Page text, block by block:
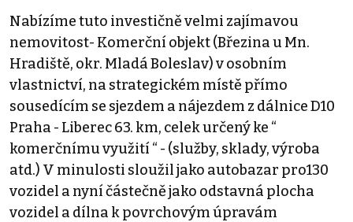
Nabízíme tuto investičně velmi zajímavou
nemovitost- Komerční objekt (Březina u Mn.
Hradiště, okr. Mladá Boleslav) v osobním
vlastnictví, na strategickém místě přímo
sousedícím se sjezdem a nájezdem z dálnice D10
Praha - Liberec 63. km, celek určený ke “
komerčnímu využití “ - (služby, sklady, výroba
atd.) V minulosti sloužil jako autobazar pro130
vozidel a nyní částečně jako odstavná plocha
vozidel a dílna k povrchovým úpravám